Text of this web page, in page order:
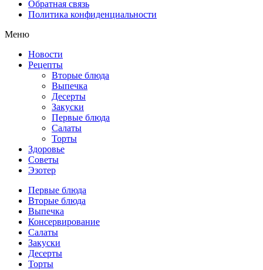
Обратная связь
Политика конфиденциальности
Меню
Новости
Рецепты
Вторые блюда
Выпечка
Десерты
Закуски
Первые блюда
Салаты
Торты
Здоровье
Советы
Эзотер
Первые блюда
Вторые блюда
Выпечка
Консервирование
Салаты
Закуски
Десерты
Торты